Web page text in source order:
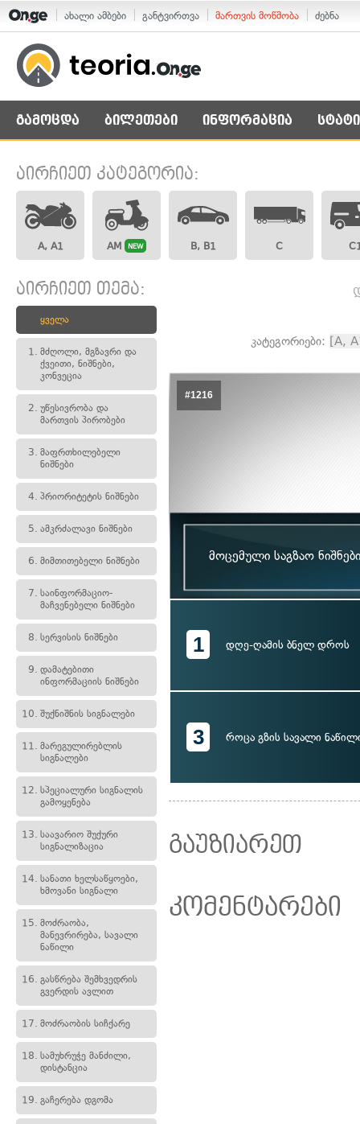
ახალი ამბები განტვირთვა მართვის მოწმობა ძებნა
გამოცდა ბილეთები ინფორმაცია
აირჩიეთ კატეგორია:
A, A1 AM NEW B, B1 C
აირჩიეთ თემა:
ყველა
1. მძღოლი, მგზავრი და
ქვეითი, ნიშნები,
კონვეცია
2. უწესივრობა და
მართვის პირობები
3. მაფრთხილებელი
ნიშნები
4. პრიორიტეტის ნიშნები
5. ამკრძალავი ნიშნები
6. მიმთითებელი ნიშნები
7. საინფორმაციო-
მაჩვენებელი ნიშნები
8. სერვისის ნიშნები
9. დამატებითი
ინფორმაციის ნიშნები
10. შუქნიშნის სიგნალები
11. მარეგულირებლის
სიგნალები
12. სპეციალური სიგნალის
გამოყენება
13. საავარიო შუქური
სიგნალიზაცია
14. სანათი ხელსაწყოები,
ხმოვანი სიგნალი
15. მოძრაობა,
მანევრირება, სავალი
ნაწილი
16. გასწრება შემხვედრის
გვერდის ავლით
17. მოძრაობის სიჩქარე
18. სამუხრუჭე მანძილი,
დისტანცია
19. გაჩერება დგომა
კატეგორიები: [A,
#1216
მოცემული საგზაო
1 დღე-ღამის ბნელ დროს
3 როცა გზის სავალი
გაუზიარეთ
კომენტარები